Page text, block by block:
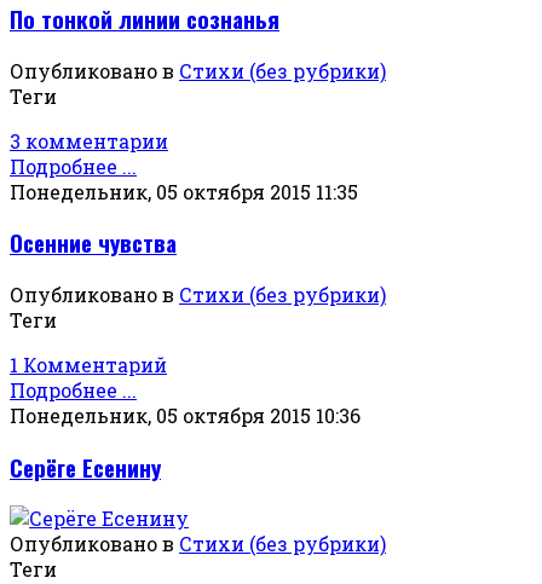
По тонкой линии сознанья
Опубликовано в Стихи (без рубрики)
Теги
3 комментарии
Подробнее ...
Понедельник, 05 октября 2015 11:35
Осенние чувства
Опубликовано в Стихи (без рубрики)
Теги
1 Комментарий
Подробнее ...
Понедельник, 05 октября 2015 10:36
Серёге Есенину
Опубликовано в Стихи (без рубрики)
Теги